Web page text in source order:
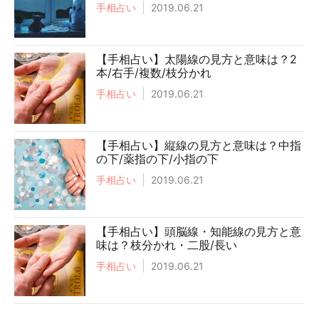
手相占い 2019.06.21
【手相占い】太陽線の見方と意味は？2
本/右手/複数/枝分かれ
手相占い 2019.06.21
【手相占い】縦線の見方と意味は？中指
の下/薬指の下/小指の下
手相占い 2019.06.21
【手相占い】頭脳線・知能線の見方と意
味は？枝分かれ・二股/長い
手相占い 2019.06.21